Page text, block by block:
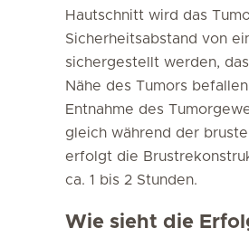
Hautschnitt wird das
Sicherheitsabstand von
sichergestellt werden,
Nähe des Tumors
Entnahme des
gleich während der
erfolgt die
ca. 1 bis 2 Stunden.
Wie sieht die